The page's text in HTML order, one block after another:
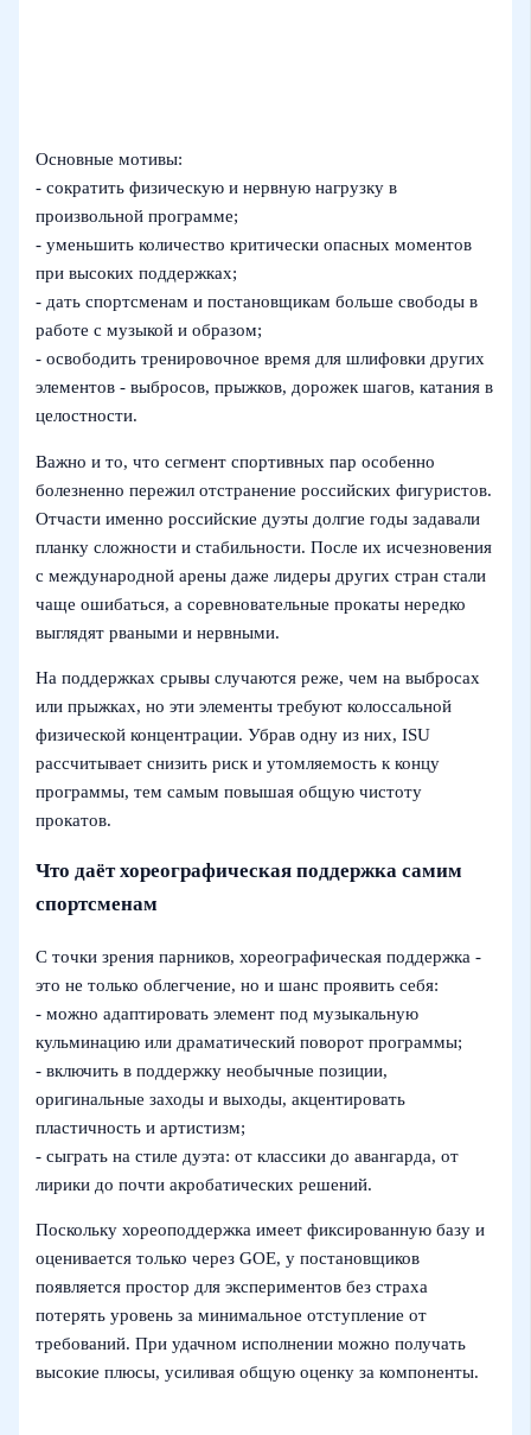
Основные мотивы:
- сократить физическую и нервную нагрузку в
произвольной программе;
- уменьшить количество критически опасных моментов
при высоких поддержках;
- дать спортсменам и постановщикам больше свободы в
работе с музыкой и образом;
- освободить тренировочное время для шлифовки других
элементов - выбросов, прыжков, дорожек шагов, катания в
целостности.
Важно и то, что сегмент спортивных пар особенно
болезненно пережил отстранение российских фигуристов.
Отчасти именно российские дуэты долгие годы задавали
планку сложности и стабильности. После их исчезновения
с международной арены даже лидеры других стран стали
чаще ошибаться, а соревновательные прокаты нередко
выглядят рваными и нервными.
На поддержках срывы случаются реже, чем на выбросах
или прыжках, но эти элементы требуют колоссальной
физической концентрации. Убрав одну из них, ISU
рассчитывает снизить риск и утомляемость к концу
программы, тем самым повышая общую чистоту
прокатов.
Что даёт хореографическая поддержка самим
спортсменам
С точки зрения парников, хореографическая поддержка -
это не только облегчение, но и шанс проявить себя:
- можно адаптировать элемент под музыкальную
кульминацию или драматический поворот программы;
- включить в поддержку необычные позиции,
оригинальные заходы и выходы, акцентировать
пластичность и артистизм;
- сыграть на стиле дуэта: от классики до авангарда, от
лирики до почти акробатических решений.
Поскольку хореоподдержка имеет фиксированную базу и
оценивается только через GOE, у постановщиков
появляется простор для экспериментов без страха
потерять уровень за минимальное отступление от
требований. При удачном исполнении можно получать
высокие плюсы, усиливая общую оценку за компоненты.